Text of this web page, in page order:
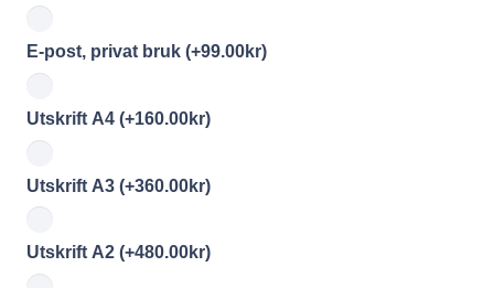
E-post, privat bruk (+99.00kr)
Utskrift A4 (+160.00kr)
Utskrift A3 (+360.00kr)
Utskrift A2 (+480.00kr)